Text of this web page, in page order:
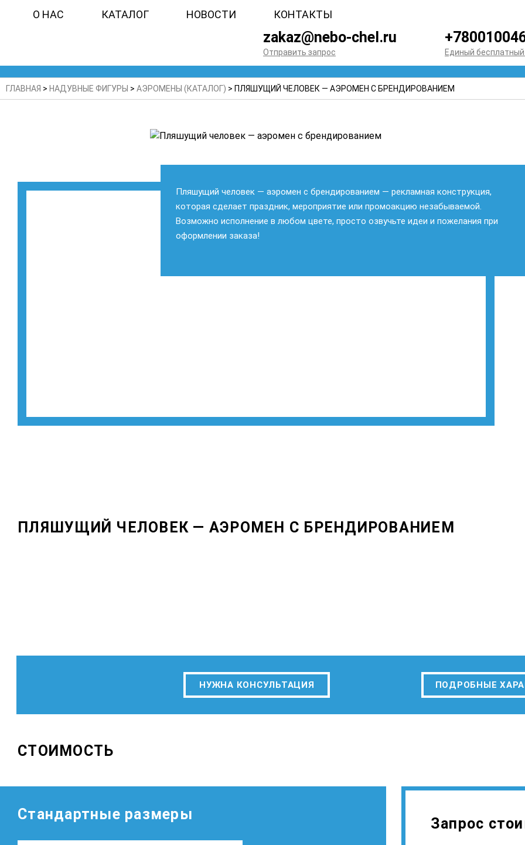
О НАС КАТАЛОГ НОВОСТИ КОНТАКТЫ
zakaz@nebo-chel.ru
Отправить запрос Единый
ГЛАВНАЯ > НАДУВНЫЕ ФИГУРЫ > АЭРОМЕНЫ (КАТАЛОГ) > ПЛЯШУЩИЙ ЧЕЛОВЕК — АЭРОМЕН С БРЕНДИРОВАНИЕМ
Пляшущий человек — аэромен с брендированием — рекламная конструкция,
которая сделает праздник, мероприятие или промоакцию незабываемой.
Возможно исполнение в любом цвете, просто озвучьте идеи и пожелания при
оформлении заказа!
ПЛЯШУЩИЙ ЧЕЛОВЕК — АЭРОМЕН С БРЕНДИРОВАНИЕМ
НУЖНА КОНСУЛЬТАЦИЯ ПОДРОБНЫЕ
СТОИМОСТЬ
Стандартные размеры
Запрос